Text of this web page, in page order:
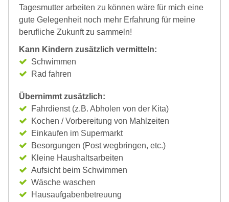
Tagesmutter arbeiten zu können wäre für mich eine
gute Gelegenheit noch mehr Erfahrung für meine
berufliche Zukunft zu sammeln!
Kann Kindern zusätzlich vermitteln:
Schwimmen
Rad fahren
Übernimmt zusätzlich:
Fahrdienst (z.B. Abholen von der Kita)
Kochen / Vorbereitung von Mahlzeiten
Einkaufen im Supermarkt
Besorgungen (Post wegbringen, etc.)
Kleine Haushaltsarbeiten
Aufsicht beim Schwimmen
Wäsche waschen
Hausaufgabenbetreuung